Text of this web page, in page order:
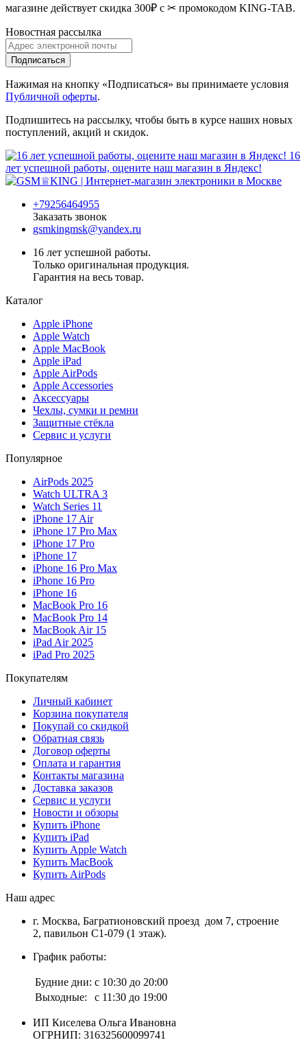
магазине действует скидка 300₽ с ✂ промокодом KING-TAB.
Новостная рассылка
Подписаться
Нажимая на кнопку «Подписаться» вы принимаете условия
Публичной оферты.
Подпишитесь на рассылку, чтобы быть в курсе наших новых
поступлений, акций и скидок.
16
лет успешной работы, оцените наш магазин в Яндекс!
+79256464955
Заказать звонок
gsmkingmsk@yandex.ru
16 лет успешной работы.
Только оригинальная продукция.
Гарантия на весь товар.
Каталог
Apple iPhone
Apple Watch
Apple MacBook
Apple iPad
Apple AirPods
Apple Accessories
Аксессуары
Чехлы, сумки и ремни
Защитные стёкла
Сервис и услуги
Популярное
AirPods 2025
Watch ULTRA 3
Watch Series 11
iPhone 17 Air
iPhone 17 Pro Max
iPhone 17 Pro
iPhone 17
iPhone 16 Pro Max
iPhone 16 Pro
iPhone 16
MacBook Pro 16
MacBook Pro 14
MacBook Air 15
iPad Air 2025
iPad Pro 2025
Покупателям
Личный кабинет
Корзина покупателя
Покупай со скидкой
Обратная связь
Договор оферты
Оплата и гарантия
Контакты магазина
Доставка заказов
Сервис и услуги
Новости и обзоры
Купить iPhone
Купить iPad
Купить Apple Watch
Купить MacBook
Купить AirPods
Наш адрес
г. Москва, Багратионовский проезд дом 7, строение
2, павильон С1-079 (1 этаж).
График работы:
Будние дни: с 10:30 до 20:00
Выходные:
с 11:30 до 19:00
ИП Киселева Ольга Ивановна
ОГРНИП: 316325600099741